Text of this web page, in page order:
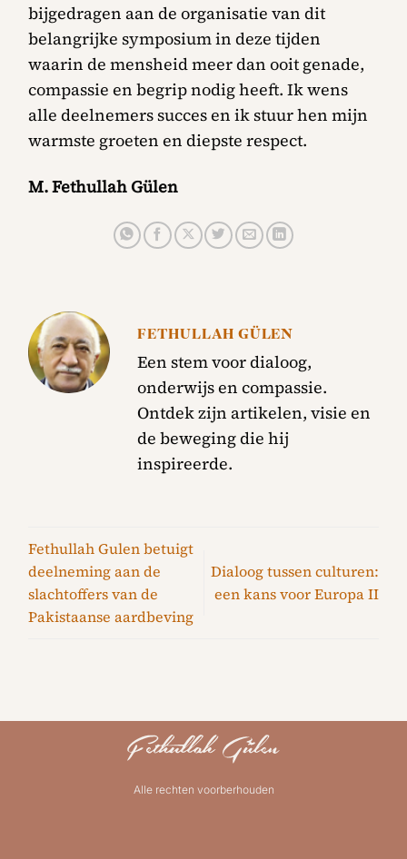
bijgedragen aan de organisatie van dit
belangrijke symposium in deze tijden
waarin de mensheid meer dan ooit genade,
compassie en begrip nodig heeft. Ik wens
alle deelnemers succes en ik stuur hen mijn
warmste groeten en diepste respect.
M. Fethullah Gülen
FETHULLAH GÜLEN
Een stem voor dialoog,
onderwijs en compassie.
Ontdek zijn artikelen, visie en
de beweging die hij
inspireerde.
Fethullah Gulen betuigt
deelneming aan de
slachtoffers van de
Pakistaanse aardbeving
Dialoog tussen culturen:
een kans voor Europa II
Alle rechten voorberhouden